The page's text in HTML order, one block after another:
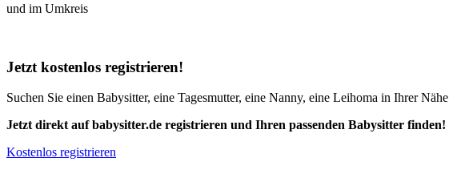
und im Umkreis
Jetzt kostenlos registrieren!
Suchen Sie einen Babysitter, eine Tagesmutter, eine Nanny, eine Leihoma in Ihrer
Jetzt direkt auf babysitter.de registrieren und Ihren passenden Babysitter finden!
Kostenlos registrieren